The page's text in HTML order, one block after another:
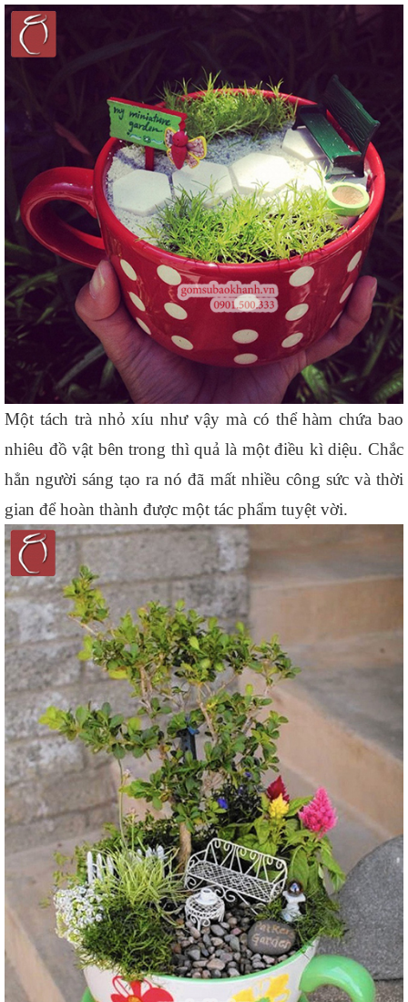
Một tách trà nhỏ xíu như vậy mà có thể hàm chứa bao
nhiêu đồ vật bên trong thì quả là một điều kì diệu. Chắc
hẳn người sáng tạo ra nó đã mất nhiều công sức và thời
gian để hoàn thành được một tác phẩm tuyệt vời.